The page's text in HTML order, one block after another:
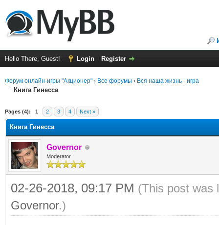
Hello There, Guest! Login Register
Форум онлайн-игры "Акционер" › Все форумы › Вся наша жизнь - игра
Книга Гинесса
Pages (4): 1 2 3 4 Next »
Книга Гинесса
Governor
Moderator
02-26-2018, 09:17 PM (This post was
Governor.)